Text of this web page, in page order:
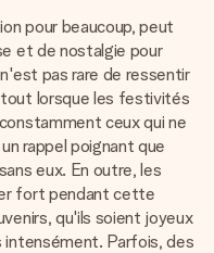
pour beaucoup, peut
et de nostalgie pour
pas rare de ressentir
lorsque les festivités
ceux qui ne
rappel poignant que
eux. En outre, les
fort pendant cette
qu'ils soient joyeux
intensément. Parfois, des